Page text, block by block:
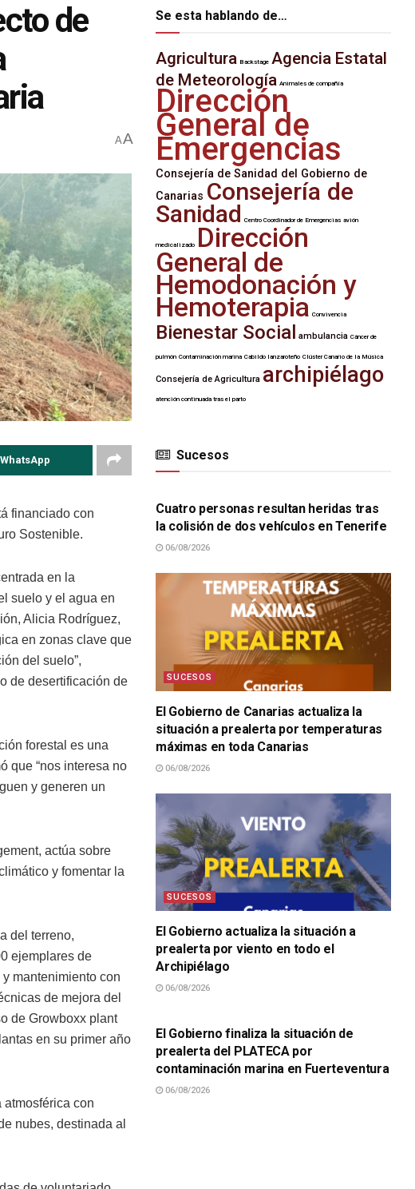
de
AA
financiado con
Sostenible.
en la
suelo y el agua en
Alicia Rodríguez,
en zonas clave que
del suelo”,
de desertificación de
forestal es una
que “nos interesa no
y generen un
actúa sobre
y fomentar la
del terreno,
ejemplares de
mantenimiento con
de mejora del
de Growboxx plant
en su primer año
con
nubes, destinada al
Se esta hablando de…
Agricultura Backstage Agencia Estatal
de Meteorología Animales de compañía
Dirección
General de
Emergencias
Consejería de Sanidad del Gobierno de
Canarias Consejería de
Sanidad Centro Coordinador de Emergencias avión
medicalizado Dirección
General de
Hemodonación y
Hemoterapia Convivencia
Bienestar Social ambulancia Cáncer de
pulmón Contaminación marina Cabildo lanzaroteño Clúster Canario de la Música
Consejería de Agricultura archipiélago
atención continuada tras el parto
Sucesos
SUCESOS
Cuatro personas resultan heridas tras
la colisión de dos vehículos en Tenerife
06/08/2026
SUCESOS
El Gobierno de Canarias actualiza la
situación a prealerta por temperaturas
máximas en toda Canarias
06/08/2026
SUCESOS
El Gobierno actualiza la situación a
prealerta por viento en todo el
Archipiélago
06/08/2026
El Gobierno finaliza la situación de
prealerta del PLATECA por
contaminación marina en Fuerteventura
06/08/2026